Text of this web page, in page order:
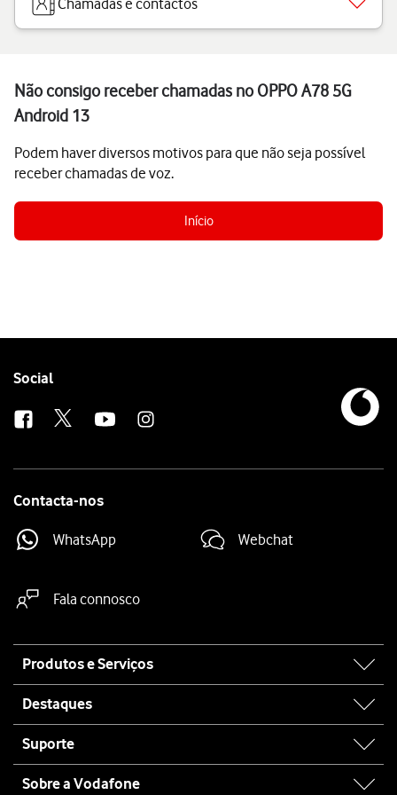
Chamadas e contactos
Não consigo receber chamadas no OPPO A78 5G
Android 13
Podem haver diversos motivos para que não seja possível
receber chamadas de voz.
Início
Follow
Social
Contacta-nos
WhatsApp Webchat
Fala connosco
map
Produtos e Serviços
Destaques
Suporte
Sobre a Vodafone